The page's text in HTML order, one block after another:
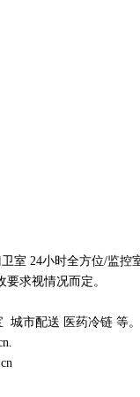
室 24小时全方位/监控
求视情况而定。
市配送 医药冷链 等。